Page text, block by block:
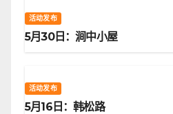
活动发布
5月30日：涧中小屋
活动发布
5月16日：韩松路